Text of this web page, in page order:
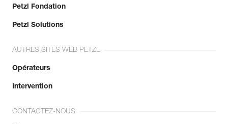
Petzl Fondation
Petzl Solutions
AUTRES SITES WEB PETZL
Opérateurs
Intervention
CONTACTEZ-NOUS